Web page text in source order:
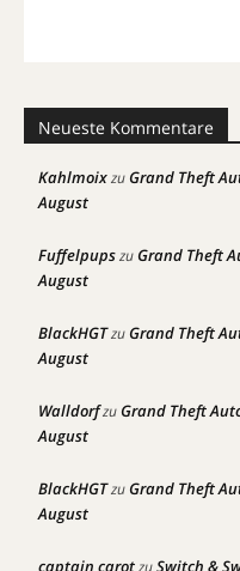
Neueste Kommentare
KahlmoixzuGrand Theft
August
FuffelpupszuGrand Theft
August
BlackHGTzuGrand Theft
August
WalldorfzuGrand Theft
August
BlackHGTzuGrand Theft
August
captain carotzuSwitch &